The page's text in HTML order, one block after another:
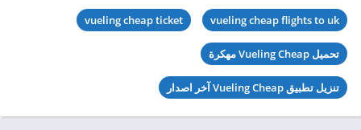
vueling cheap flights to uk
vueling cheap ticket
تحميل Vueling Cheap مهكرة
تنزيل تطبيق Vueling Cheap آخر اصدار